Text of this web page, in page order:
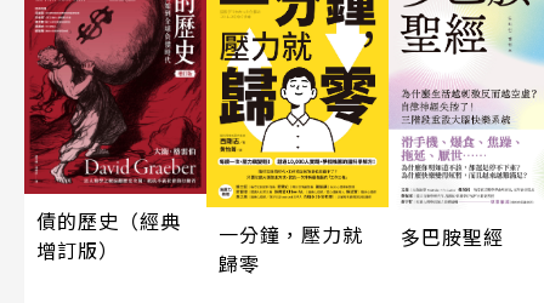
債的歷史（經典
增訂版）
一分鐘，壓力就
歸零
多巴胺聖經